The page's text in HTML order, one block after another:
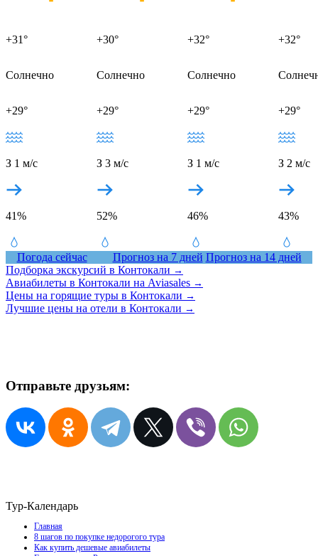
+31° +30° +32° +32°
Солнечно Солнечно Солнечно
+29°
З 1 м/с
41%
+29°
З 3 м/с
52%
+29°
З 1 м/с
46%
+29°
З 2 м/с
43%
Погода сейчас Прогноз на 7 дней Прогноз на 14 дней
Подборка экскурсий в Контокали →
Авиабилеты в Контокали на Aviasales →
Цены на горящие туры в Контокали →
Лучшие цены на отели в Контокали →
Отправьте друзьям:
Тур-Календарь
Главная
8 шагов по покупке недорогого тура
Как купить дешевые авиабилеты